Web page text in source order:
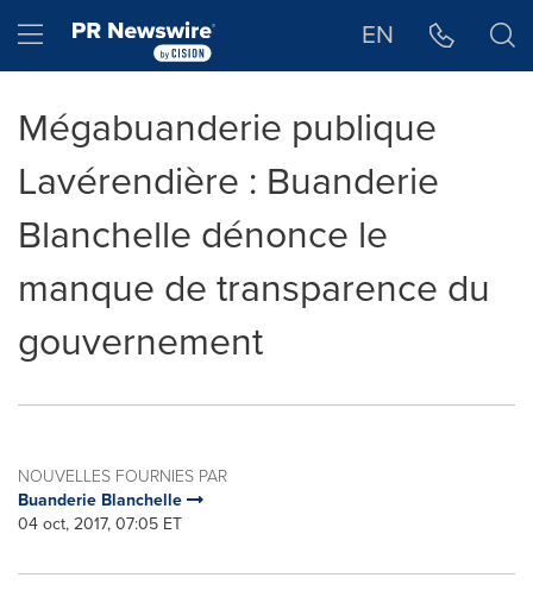
Hamburger menu EN
Mégabuanderie publique
Lavérendière : Buanderie
Blanchelle dénonce le
manque de transparence du
gouvernement
NOUVELLES FOURNIES PAR
Buanderie Blanchelle
04 oct, 2017, 07:05 ET